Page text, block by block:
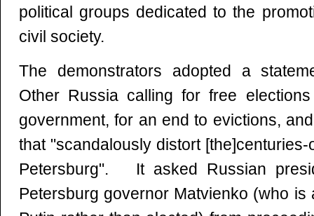
political groups dedicated to the
civil society.
The demonstrators adopted a
Other Russia calling for free
government, for an end to evictions,
that "scandalously distort
Petersburg". It asked Russian
Petersburg governor Matvienko (who is